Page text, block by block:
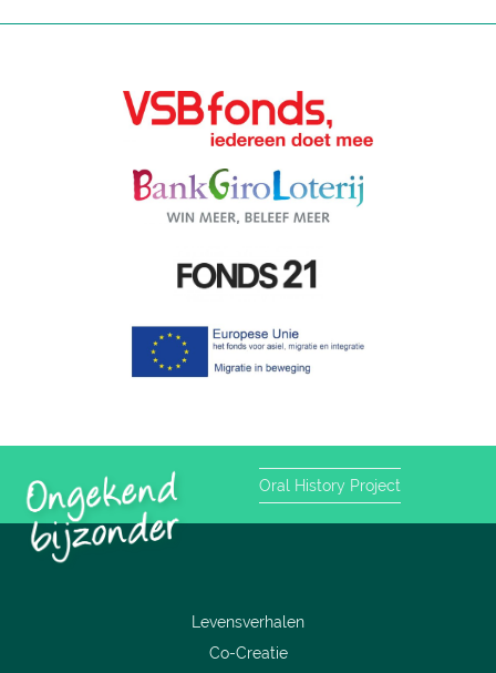
Oral History Project
Levensverhalen
Co-Creatie